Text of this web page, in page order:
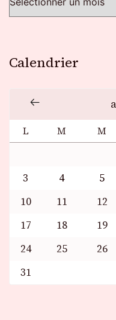
Calendrier
L M M
3
4 5
10
11 12
17
18 19
24
25 26
31